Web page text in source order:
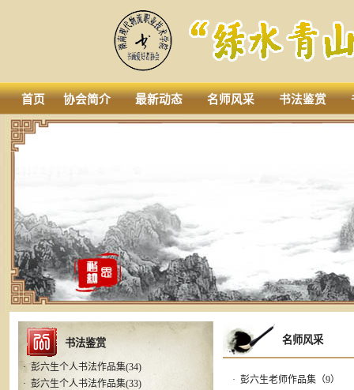
首页 协会简介 最新动态 名师风采 书法鉴赏
书法鉴赏
· 彭六生个人书法作品集(34)
· 彭六生个人书法作品集(33)
名师风采
· 彭六生老师作品集（9）